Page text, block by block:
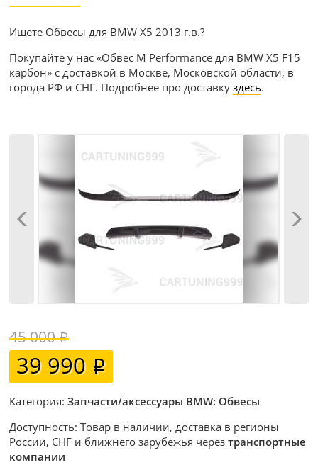
Ищете Обвесы для BMW Х5 2013 г.в.?
Покупайте у нас «Обвес M Performance для BMW X5 F15
карбон» с доставкой в Москве, Московской области, в
города РФ и СНГ. Подробнее про доставкуздесь.
45 000
39 990
Категория:Запчасти/аксессуары BMW: Обвесы
Доступность: Товар в наличии, доставка в регионы
России, СНГ и ближнего зарубежья черезтранспортные
компании